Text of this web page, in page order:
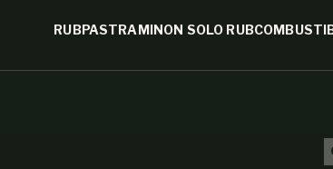
RUBPASTRAMINON SOLO RUB